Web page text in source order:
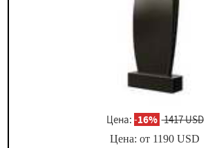
Цена: -16% 1417 USD
Цена: от 1190 USD